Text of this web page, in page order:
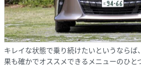
キレイな状態で乗り続けたいというならば
果も確かでオススメできるメニューのひと